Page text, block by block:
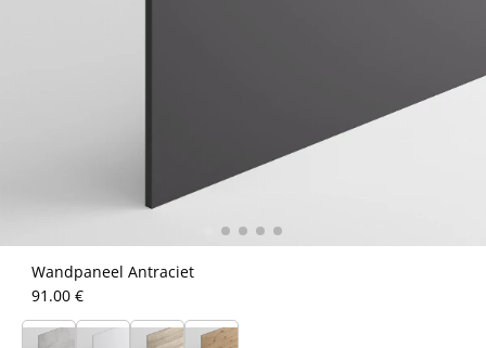
Wandpaneel Antraciet
91.00 €